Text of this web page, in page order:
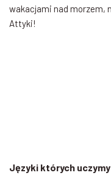
wakacjami nad morzem,
Attyki!
Języki których uczymy